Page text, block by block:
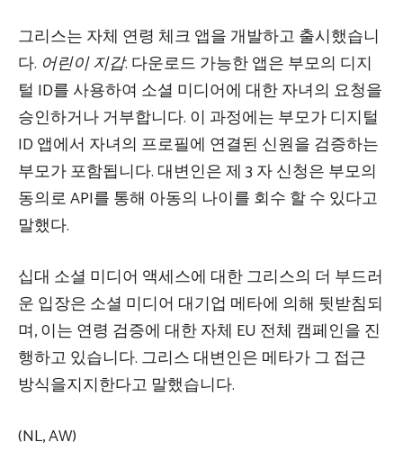
그리스는 자체 연령 체크 앱을 개발하고 출시했습니
다. 어린이 지갑. 다운로드 가능한 앱은 부모의 디지
털 ID를 사용하여 소셜 미디어에 대한 자녀의 요청을
승인하거나 거부합니다. 이 과정에는 부모가 디지털
ID 앱에서 자녀의 프로필에 연결된 신원을 검증하는
부모가 포함됩니다. 대변인은 제 3 자 신청은 부모의
동의로 API를 통해 아동의 나이를 회수 할 수 있다고
말했다.
십대 소셜 미디어 액세스에 대한 그리스의 더 부드러
운 입장은 소셜 미디어 대기업 메타에 의해 뒷받침되
며, 이는 연령 검증에 대한 자체 EU 전체 캠페인을 진
행하고 있습니다. 그리스 대변인은 메타가 그 접근
방식을지지한다고 말했습니다.
(NL, AW)